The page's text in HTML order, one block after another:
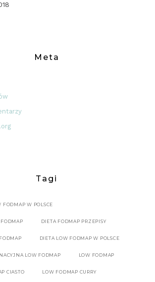
Meta
Tagi
FODMAP W POLSCE
FODMAP DIETA FODMAP PRZEPISY
DIETA LOW FODMAP W POLSCE
LOW FODMAP LOW FODMAP
CIASTO LOW FODMAP CURRY